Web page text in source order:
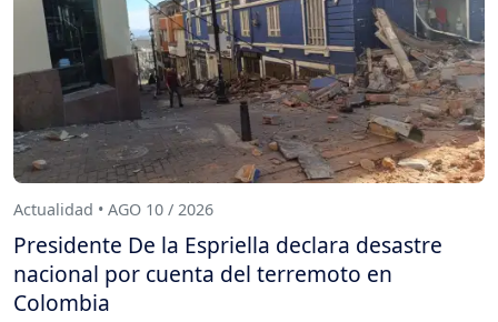
Actualidad • AGO 10 / 2026
Presidente De la Espriella declara desastre
nacional por cuenta del terremoto en
Colombia